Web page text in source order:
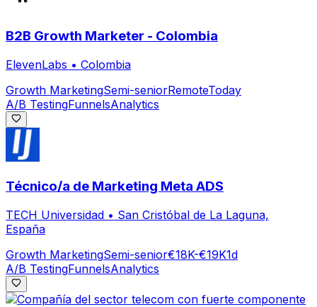
B2B Growth Marketer - Colombia
ElevenLabs • Colombia
Growth MarketingSemi-seniorRemoteToday
A/B TestingFunnelsAnalytics
Técnico/a de Marketing Meta ADS
TECH Universidad • San Cristóbal de La Laguna,
España
Growth MarketingSemi-senior€18K-€19K1d
A/B TestingFunnelsAnalytics